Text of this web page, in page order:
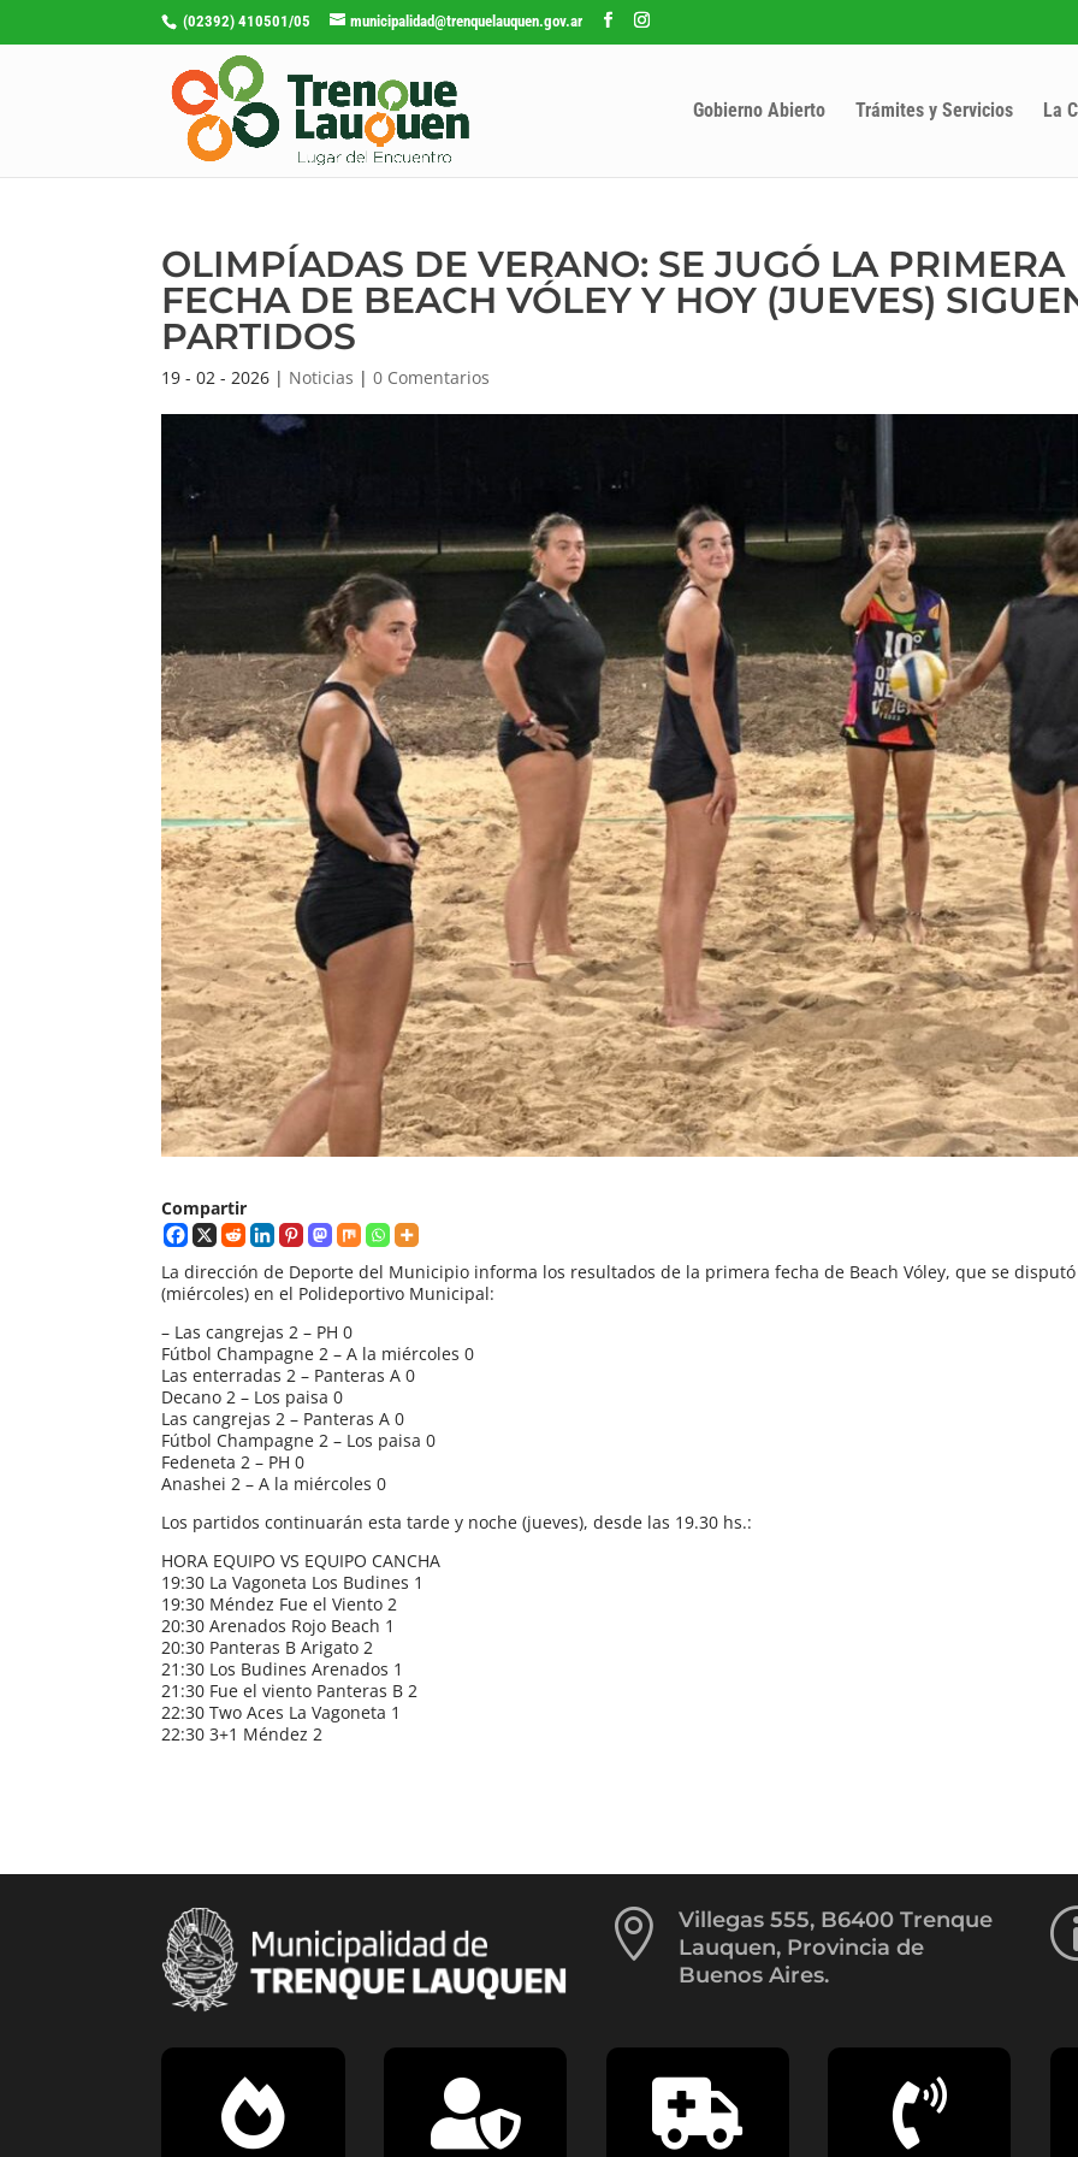
(02392) 410501/05 municipalidad@trenquelauquen.gov.ar
Gobierno Abierto Trámites y Servicios La
OLIMPÍADAS DE VERANO: SE JUGÓ LA PRIMERA
FECHA DE BEACH VÓLEY Y HOY (JUEVES)
PARTIDOS
19 - 02 - 2026 | Noticias |0 Comentarios
Compartir
La dirección de Deporte del Municipio informa los resultados de la primera fecha de Beach Vóley, que se
(miércoles) en el Polideportivo Municipal:
– Las cangrejas 2 – PH 0
Fútbol Champagne 2 – A la miércoles 0
Las enterradas 2 – Panteras A 0
Decano 2 – Los paisa 0
Las cangrejas 2 – Panteras A 0
Fútbol Champagne 2 – Los paisa 0
Fedeneta 2 – PH 0
Anashei 2 – A la miércoles 0
Los partidos continuarán esta tarde y noche (jueves), desde las 19.30 hs.:
HORA EQUIPO VS EQUIPO CANCHA
19:30 La Vagoneta Los Budines 1
19:30 Méndez Fue el Viento 2
20:30 Arenados Rojo Beach 1
20:30 Panteras B Arigato 2
21:30 Los Budines Arenados 1
21:30 Fue el viento Panteras B 2
22:30 Two Aces La Vagoneta 1
22:30 3+1 Méndez 2

Villegas 555, B6400 Trenque
Lauquen, Provincia de
Buenos Aires.
   